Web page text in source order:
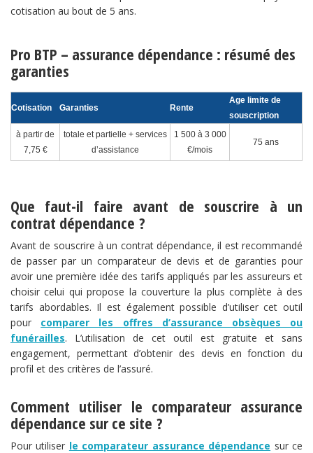
cotisation au bout de 5 ans.
Pro BTP – assurance dépendance : résumé des
garanties
Cotisation Garanties Rente
Age limite de
souscription
à partir de
7,75 €
totale et partielle + services
d’assistance
1 500 à 3 000
€/mois
75 ans
Que faut-il faire avant de souscrire à un
contrat dépendance ?
Avant de souscrire à un contrat dépendance, il est recommandé
de passer par un comparateur de devis et de garanties pour
avoir une première idée des tarifs appliqués par les assureurs et
choisir celui qui propose la couverture la plus complète à des
tarifs abordables. Il est également possible d’utiliser cet outil
pour comparer les offres d’assurance obsèques ou
funérailles. L’utilisation de cet outil est gratuite et sans
engagement, permettant d’obtenir des devis en fonction du
profil et des critères de l’assuré.
Comment utiliser le comparateur assurance
dépendance sur ce site ?
Pour utiliser le comparateur assurance dépendance sur ce